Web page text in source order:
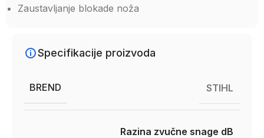
Zaustavljanje blokade noža
Specifikacije proizvoda
BREND STIHL
Razina zvučne snage dB